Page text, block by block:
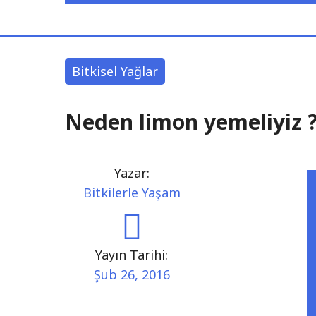
Bitkisel Yağlar
Neden limon yemeliyiz
Yazar:
Bitkilerle Yaşam
Yayın Tarihi:
Şub 26, 2016